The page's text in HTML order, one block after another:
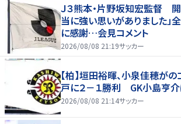
Ｊ３熊本・片野坂知宏監督
当に強い思いがありました」
に感謝…会見コメント
2026/08/08 21:19サッカー
【柏】垣田裕暉、小泉佳穂が
戸に２－１勝利 GK小島亨
2026/08/08 21:14サッカー